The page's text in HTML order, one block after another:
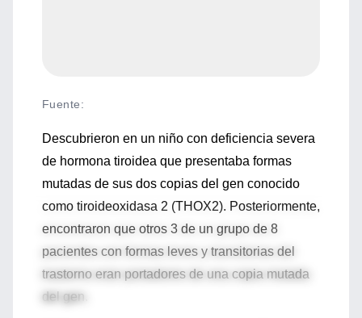
Fuente:
Descubrieron en un niño con deficiencia severa
de hormona tiroidea que presentaba formas
mutadas de sus dos copias del gen conocido
como tiroideoxidasa 2 (THOX2). Posteriormente,
encontraron que otros 3 de un grupo de 8
pacientes con formas leves y transitorias del
trastorno eran portadores de una copia mutada
del gen.